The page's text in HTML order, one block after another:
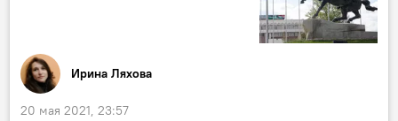
Ирина Ляхова
20 мая 2021, 23:57